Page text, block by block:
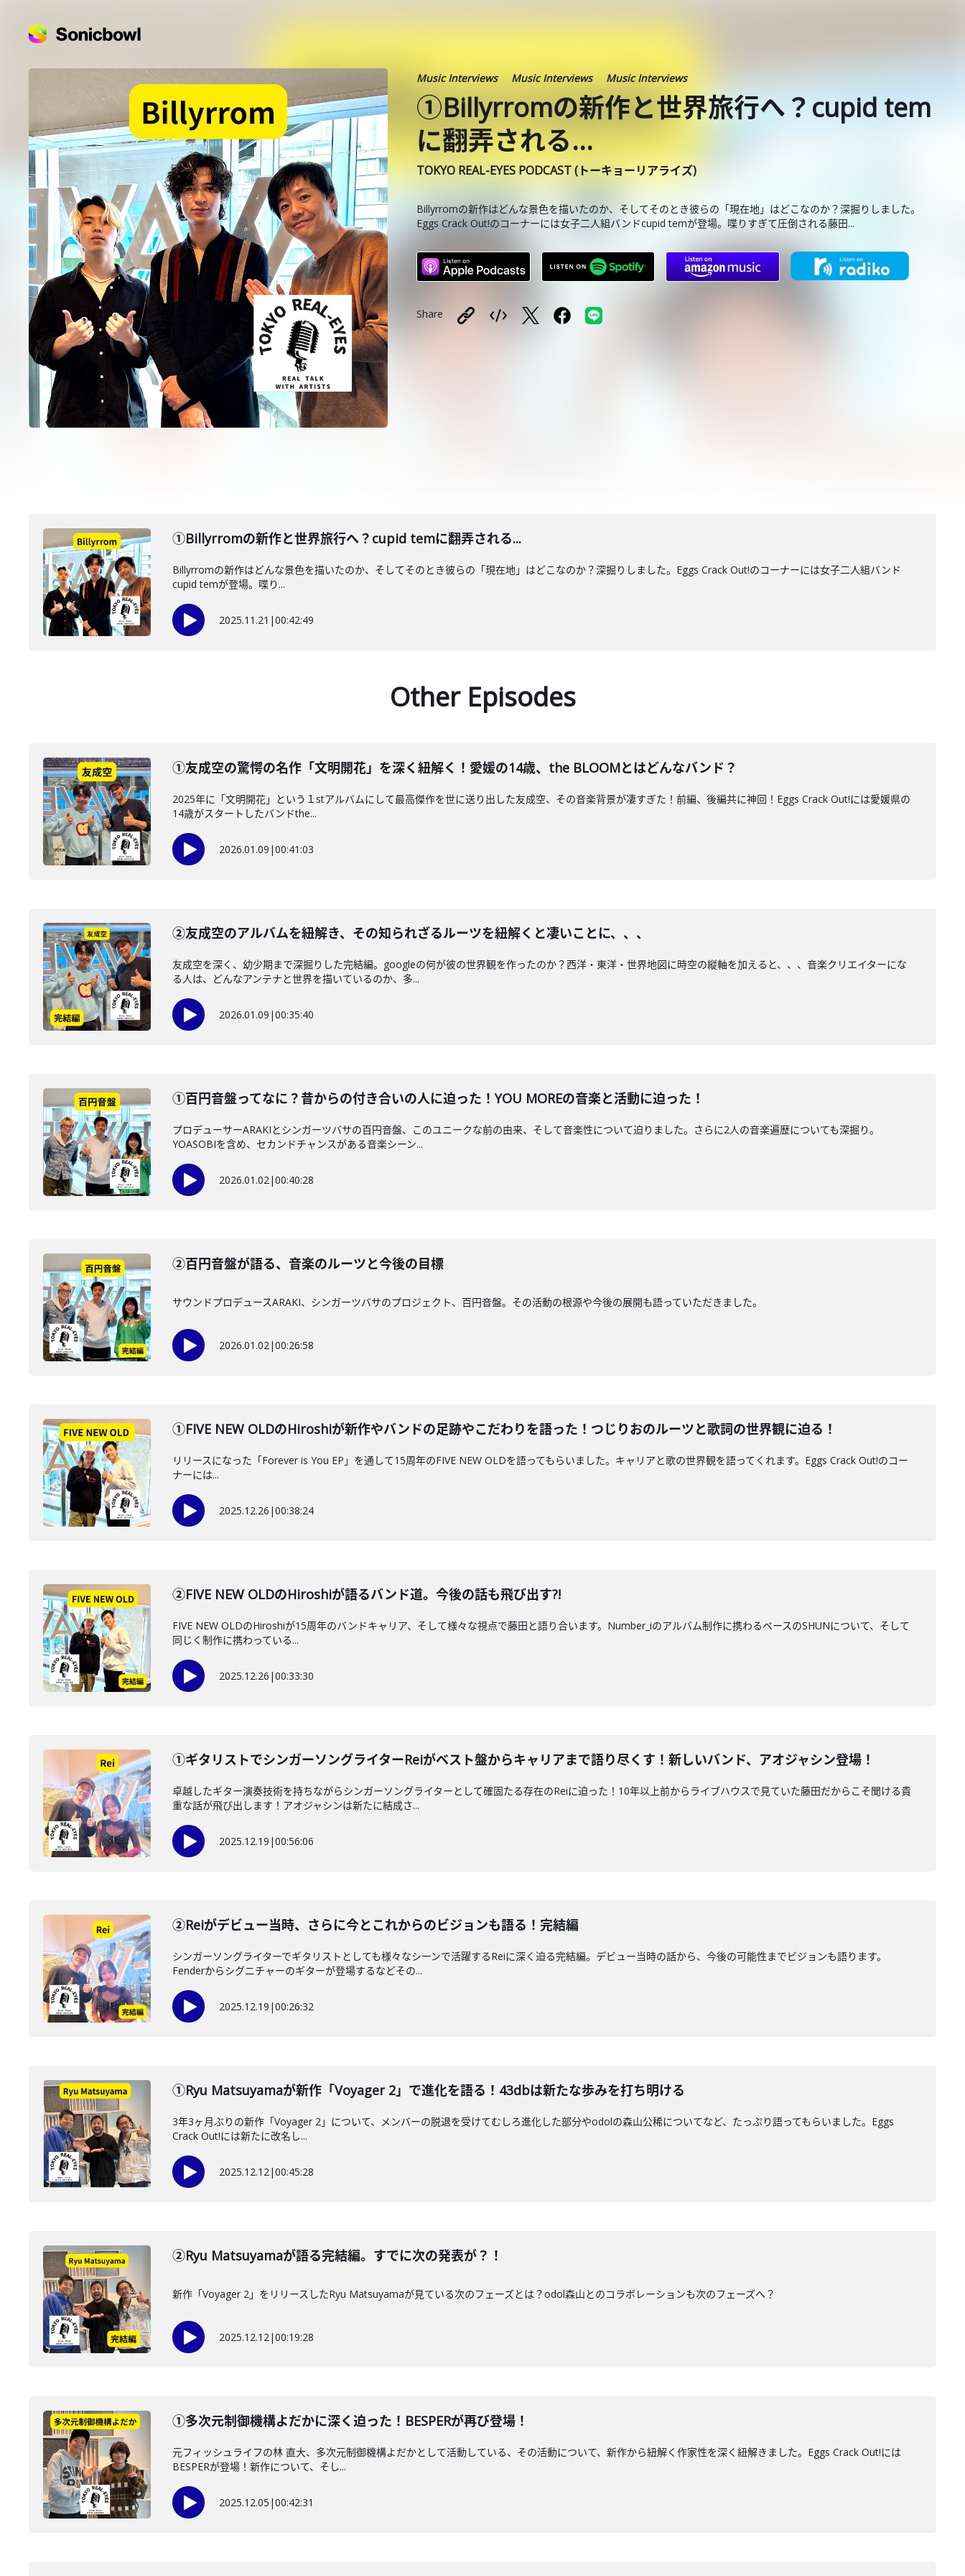
Music Interviews Music Interviews Music Interviews
①Billyrromの新作と世界旅行へ？cupid tem
に翻弄される...
TOKYO REAL-EYES PODCAST (トーキョーリアライズ)
Billyrromの新作はどんな景色を描いたのか、そしてそのとき彼らの「現在地」はどこなのか？深掘りしました。
Eggs Crack Out!のコーナーには女子二人組バンドcupid temが登場。喋りすぎて圧倒される藤田...
Share
①Billyrromの新作と世界旅行へ？cupid temに翻弄される...
Billyrromの新作はどんな景色を描いたのか、そしてそのとき彼らの「現在地」はどこなのか？深掘りしました。Eggs Crack Out!のコーナーには女子二人組バンド
cupid temが登場。喋り...
2025.11.21 |00:42:49
Other Episodes
①友成空の驚愕の名作「文明開花」を深く紐解く！愛媛の14歳、the BLOOMとはどんなバンド？
2025年に「文明開花」という１stアルバムにして最高傑作を世に送り出した友成空、その音楽背景が凄すぎた！前編、後編共に神回！Eggs Crack Out!には愛媛県の
14歳がスタートしたバンドthe...
2026.01.09 |00:41:03
②友成空のアルバムを紐解き、その知られざるルーツを紐解くと凄いことに、、、
友成空を深く、幼少期まで深掘りした完結編。googleの何が彼の世界観を作ったのか？西洋・東洋・世界地図に時空の縦軸を加えると、、、音楽クリエイターにな
る人は、どんなアンテナと世界を描いているのか、多...
2026.01.09 |00:35:40
①百円音盤ってなに？昔からの付き合いの人に迫った！YOU MOREの音楽と活動に迫った！
プロデューサーARAKIとシンガーツバサの百円音盤、このユニークな前の由来、そして音楽性について迫りました。さらに2人の音楽遍歴についても深掘り。
YOASOBIを含め、セカンドチャンスがある音楽シーン...
2026.01.02|00:40:28
②百円音盤が語る、音楽のルーツと今後の目標
サウンドプロデュースARAKI、シンガーツバサのプロジェクト、百円音盤。その活動の根源や今後の展開も語っていただきました。
2026.01.02|00:26:58
①FIVE NEW OLDのHiroshiが新作やバンドの足跡やこだわりを語った！つじりおのルーツと歌詞の世界観に迫る！
リリースになった「Forever is You EP」を通して15周年のFIVE NEW OLDを語ってもらいました。キャリアと歌の世界観を語ってくれます。Eggs Crack Out!のコー
ナーには...
2025.12.26 |00:38:24
②FIVE NEW OLDのHiroshiが語るバンド道。今後の話も飛び出す?!
FIVE NEW OLDのHiroshiが15周年のバンドキャリア、そして様々な視点で藤田と語り合います。Number_iのアルバム制作に携わるベースのSHUNについて、そして
同じく制作に携わっている...
2025.12.26 |00:33:30
①ギタリストでシンガーソングライターReiがベスト盤からキャリアまで語り尽くす！新しいバンド、アオジャシン登場！
卓越したギター演奏技術を持ちながらシンガーソングライターとして確固たる存在のReiに迫った！10年以上前からライブハウスで見ていた藤田だからこそ聞ける貴
重な話が飛び出します！アオジャシンは新たに結成さ...
2025.12.19 |00:56:06
②Reiがデビュー当時、さらに今とこれからのビジョンも語る！完結編
シンガーソングライターでギタリストとしても様々なシーンで活躍するReiに深く迫る完結編。デビュー当時の話から、今後の可能性までビジョンも語ります。
Fenderからシグニチャーのギターが登場するなどその...
2025.12.19 |00:26:32
①Ryu Matsuyamaが新作「Voyager 2」で進化を語る！43dbは新たな歩みを打ち明ける
3年3ヶ月ぶりの新作「Voyager 2」について、メンバーの脱退を受けてむしろ進化した部分やodolの森山公稀についてなど、たっぷり語ってもらいました。Eggs
Crack Out!には新たに改名し...
2025.12.12|00:45:28
②Ryu Matsuyamaが語る完結編。すでに次の発表が？！
新作「Voyager 2」をリリースしたRyu Matsuyamaが見ている次のフェーズとは？odol森山とのコラボレーションも次のフェーズへ？
2025.12.12|00:19:28
①多次元制御機構よだかに深く迫った！BESPERが再び登場！
元フィッシュライフの林 直大、多次元制御機構よだかとして活動している、その活動について、新作から紐解く作家性を深く紐解きました。Eggs Crack Out!には
BESPERが登場！新作について、そし...
2025.12.05 |00:42:31